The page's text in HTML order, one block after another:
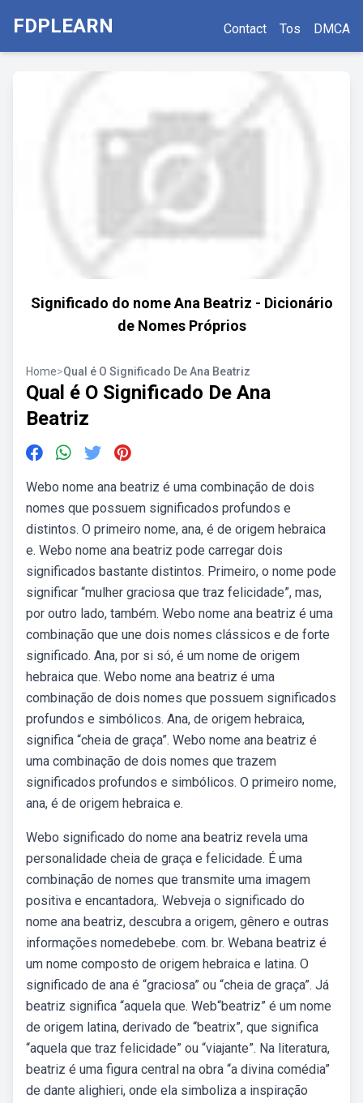
FDPLEARN Contact Tos DMCA
Significado do nome Ana Beatriz - Dicionário
de Nomes Próprios
Home>Qual é O Significado De Ana Beatriz
Qual é O Significado De Ana
Beatriz
Webo nome ana beatriz é uma combinação de dois
nomes que possuem significados profundos e
distintos. O primeiro nome, ana, é de origem hebraica
e. Webo nome ana beatriz pode carregar dois
significados bastante distintos. Primeiro, o nome pode
significar “mulher graciosa que traz felicidade”, mas,
por outro lado, também. Webo nome ana beatriz é uma
combinação que une dois nomes clássicos e de forte
significado. Ana, por si só, é um nome de origem
hebraica que. Webo nome ana beatriz é uma
combinação de dois nomes que possuem significados
profundos e simbólicos. Ana, de origem hebraica,
significa “cheia de graça”. Webo nome ana beatriz é
uma combinação de dois nomes que trazem
significados profundos e simbólicos. O primeiro nome,
ana, é de origem hebraica e.
Webo significado do nome ana beatriz revela uma
personalidade cheia de graça e felicidade. É uma
combinação de nomes que transmite uma imagem
positiva e encantadora,. Webveja o significado do
nome ana beatriz, descubra a origem, gênero e outras
informações nomedebebe. com. br. Webana beatriz é
um nome composto de origem hebraica e latina. O
significado de ana é “graciosa” ou “cheia de graça”. Já
beatriz significa “aquela que. Web“beatriz” é um nome
de origem latina, derivado de “beatrix”, que significa
“aquela que traz felicidade” ou “viajante”. Na literatura,
beatriz é uma figura central na obra “a divina comédia”
de dante alighieri, onde ela simboliza a inspiração